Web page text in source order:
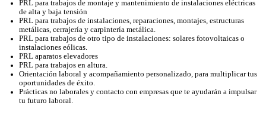
PRL para trabajos de montaje y mantenimiento de instalaciones eléctricas
de alta y baja tensión
PRL para trabajos de instalaciones, reparaciones, montajes, estructuras
metálicas, cerrajería y carpintería metálica.
PRL para trabajos de otro tipo de instalaciones: solares fotovoltaicas o
instalaciones eólicas.
PRL aparatos elevadores
PRL para trabajos en altura.
Orientación laboral y acompañamiento personalizado, para multiplicar tus
oportunidades de éxito.
Prácticas no laborales y contacto con empresas que te ayudarán a impulsar
tu futuro laboral.